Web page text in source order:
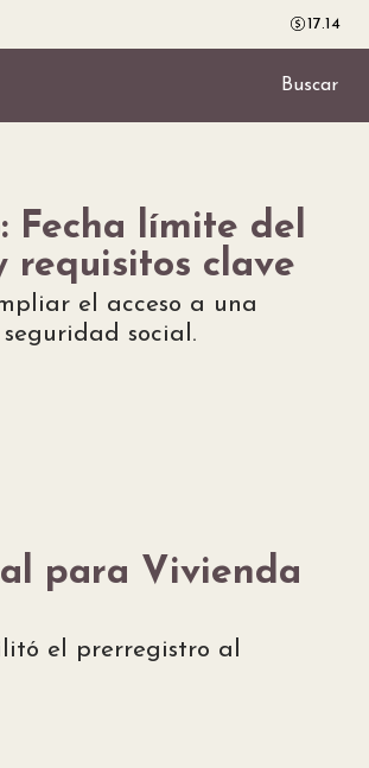
17.14
Buscar
Fecha límite del
requisitos clave
el acceso a una
social.
para Vivienda
el prerregistro al